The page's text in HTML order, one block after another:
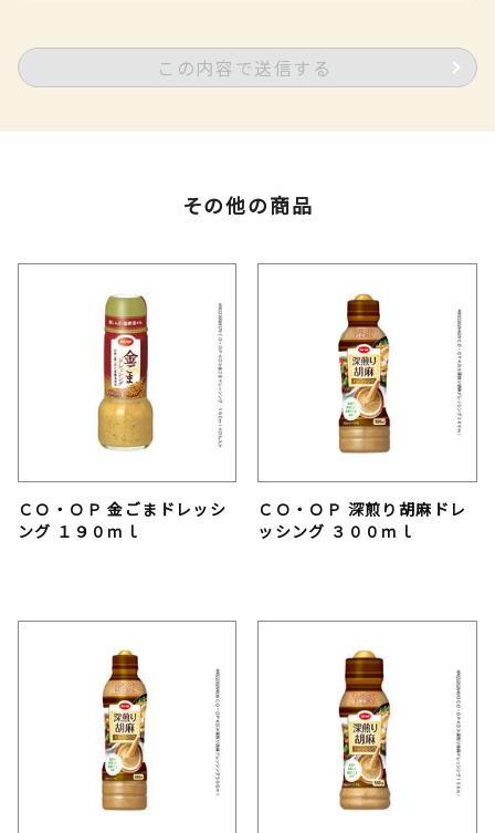
この内容で送信する
その他の商品
ＣＯ・ＯＰ 金ごまドレッシ
ング １９０ｍｌ
ＣＯ・ＯＰ 深煎り胡麻ドレ
ッシング ３００ｍｌ